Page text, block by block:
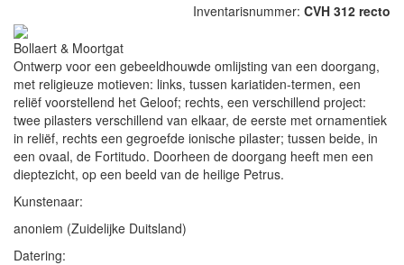
Inventarisnummer: CVH 312 recto
Bollaert & Moortgat
Ontwerp voor een gebeeldhouwde omlijsting van een doorgang,
met religieuze motieven: links, tussen kariatiden-termen, een
reliëf voorstellend het Geloof; rechts, een verschillend project:
twee pilasters verschillend van elkaar, de eerste met ornamentiek
in reliëf, rechts een gegroefde ionische pilaster; tussen beide, in
een ovaal, de Fortitudo. Doorheen de doorgang heeft men een
dieptezicht, op een beeld van de heilige Petrus.
Kunstenaar:
anoniem (Zuidelijke Duitsland)
Datering: